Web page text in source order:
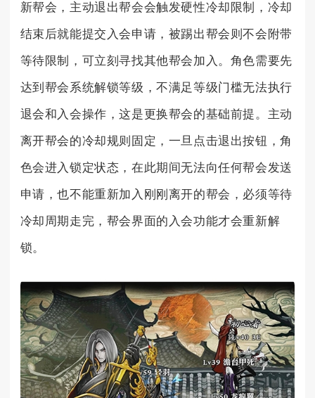
新帮会，主动退出帮会会触发硬性冷却限制，冷却
结束后就能提交入会申请，被踢出帮会则不会附带
等待限制，可立刻寻找其他帮会加入。角色需要先
达到帮会系统解锁等级，不满足等级门槛无法执行
退会和入会操作，这是更换帮会的基础前提。主动
离开帮会的冷却规则固定，一旦点击退出按钮，角
色会进入锁定状态，在此期间无法向任何帮会发送
申请，也不能重新加入刚刚离开的帮会，必须等待
冷却周期走完，帮会界面的入会功能才会重新解
锁。